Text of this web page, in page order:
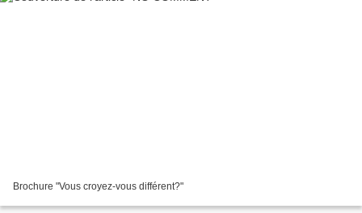
Brochure "Vous croyez-vous différent?"